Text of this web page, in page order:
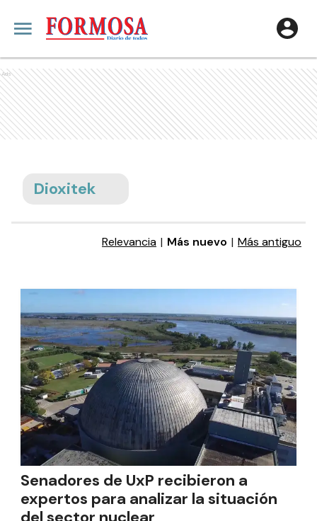
Ads
Dioxitek
Relevancia | Más nuevo | Más antiguo
Senadores de UxP recibieron a
expertos para analizar la situación